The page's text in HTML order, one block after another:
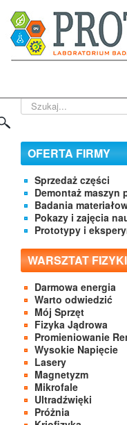
Szukaj...
OFERTA FIRMY
Sprzedaż części
Demontaż maszyn
Badania
Pokazy i zajęcia
Prototypy i
WARSZTAT FIZYKI
Darmowa energia
Warto odwiedzić
Mój Sprzęt
Fizyka Jądrowa
Promieniowanie
Wysokie Napięcie
Lasery
Magnetyzm
Mikrofale
Ultradźwięki
Próżnia